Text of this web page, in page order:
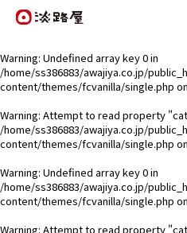
Warning: Undefined array key 0 in
/home/ss386883/awajiya.co.jp/
content/themes/fcvanilla/single.php
Warning: Attempt to read property
/home/ss386883/awajiya.co.jp/
content/themes/fcvanilla/single.php
Warning: Undefined array key 0 in
/home/ss386883/awajiya.co.jp/
content/themes/fcvanilla/single.php
Warning: Attempt to read property